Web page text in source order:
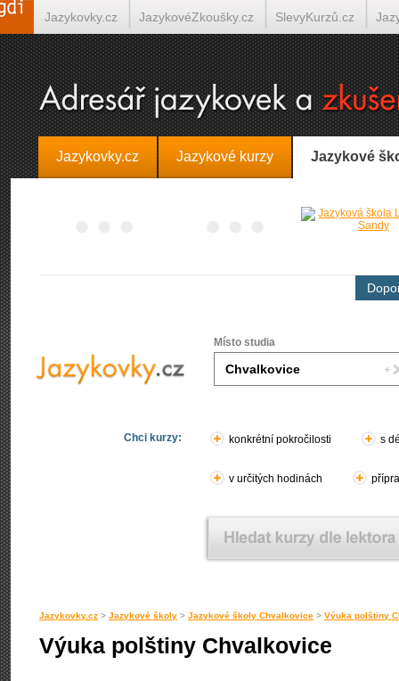
Jazykovky.cz Jazykové kurzy Jazykové
Místo studia
Chci kurzy: konkrétní pokročilosti s
v určitých hodinách
Jazykovky.cz > Jazykové školy > Jazykové školy Chvalkovice > Výuka polštiny
Výuka polštiny Chvalkovice
Jazykovky.cz JazykovéZkoušky.cz SlevyKurzů.cz
Španělština on-line Italština on-line Tlumočení-